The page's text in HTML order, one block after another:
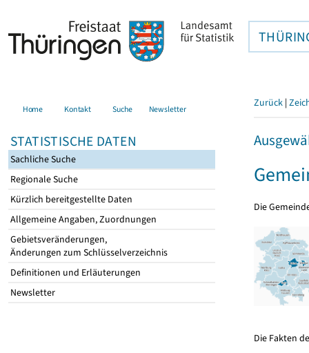
Home Kontakt Suche Newsletter
STATISTISCHE DATEN
Sachliche Suche
Regionale Suche
Kürzlich bereitgestellte Daten
Allgemeine Angaben, Zuordnungen
Gebietsveränderungen,
Änderungen zum Schlüsselverzeichnis
Definitionen und Erläuterungen
Newsletter
Zurück |
Die
Die Fakten